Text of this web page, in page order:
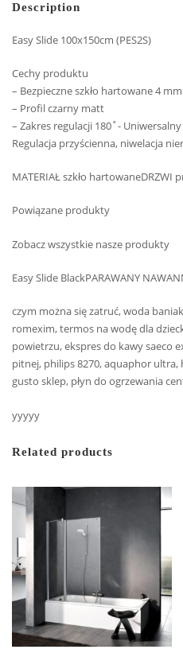
Description
Easy Slide 100x150cm (PES2S)
Cechy produktu
– Bezpieczne szkło hartowane 4 mm
– Profil czarny matt
– Zakres regulacji 180˚-
Regulacja przyścienna, niwelacja
MATERIAŁ szkło hartowaneDRZWI
Powiązane produkty
Zobacz wszystkie nasze produkty
Easy Slide BlackPARAWANY
czym można się zatruć, woda
romexim, termos na wodę dla
powietrzu, ekspres do kawy saeco
pitnej, philips 8270, aquaphor
gusto sklep, płyn do ogrzewania
yyyyy
Related products